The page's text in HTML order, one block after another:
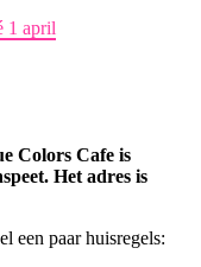
1 april
Colors Cafe is
Het adres is
een paar huisregels: